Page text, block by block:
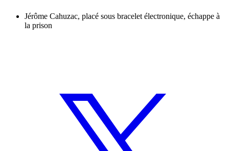
Jérôme Cahuzac, placé sous bracelet électronique, échappe à
la prison